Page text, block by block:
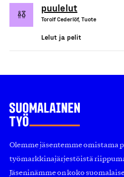
puulelut
Torolf Cederlöf, Tuote
Lelut ja pelit
Olemme jäsentemme omistama
työmarkkinajärjestöistä
Jäseninämme on koko